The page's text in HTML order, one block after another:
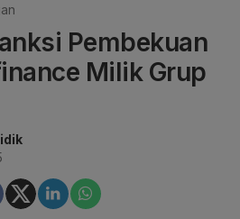
Pembekuan
Milik Grup